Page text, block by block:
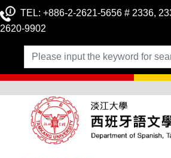
TEL: +886-2-2621-5656 # 2336,
2620-9902